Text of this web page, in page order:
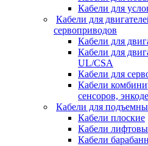
Кабели для
Кабели для
сервоприводов
Кабели для
Кабели для
UL/CSA
Кабели для
Кабели
cенсоров,
Кабели для
Кабели плоские
Кабели
Кабели